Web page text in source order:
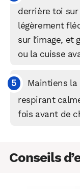
derrière toi
légèrement
sur l’image, et
ou la cuisse
Maintiens la
respirant
fois avant de
Conseils
Facebook